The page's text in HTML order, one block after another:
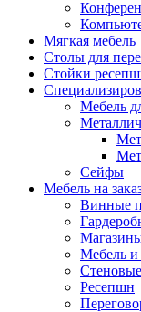
Мягкая мебель
Столы для
Стойки
Мебель
Сейфы
Мебель на
Винные
Мебель и
Ресепшн